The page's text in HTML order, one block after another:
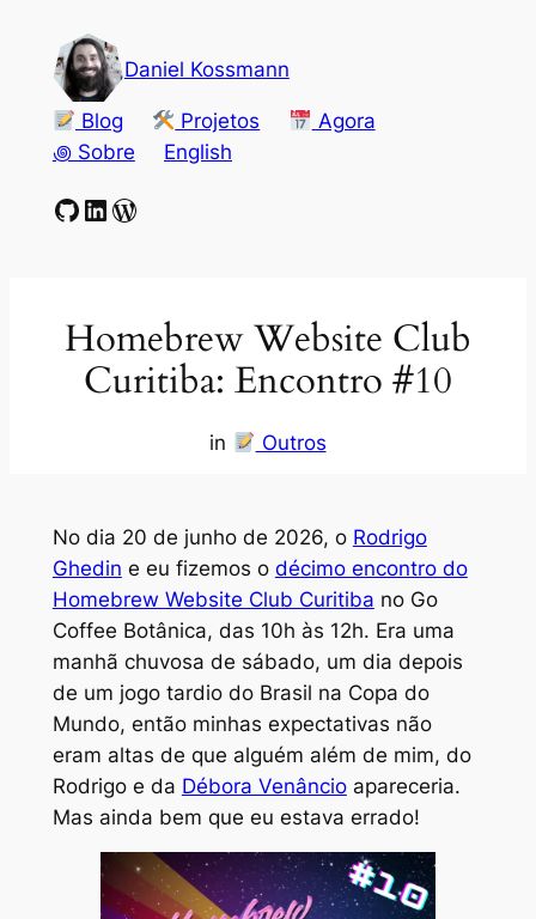
conteúdo
Daniel Kossmann
Blog Projetos
Agora
꩜ Sobre
English
GitHub
LinkedIn
WordPress
Homebrew Website Club
Curitiba: Encontro #10
in Outros
No dia 20 de junho de 2026, o Rodrigo
Ghedin e eu fizemos o décimo encontro do
Homebrew Website Club Curitiba no Go
Coffee Botânica, das 10h às 12h. Era uma
manhã chuvosa de sábado, um dia depois
de um jogo tardio do Brasil na Copa do
Mundo, então minhas expectativas não
eram altas de que alguém além de mim, do
Rodrigo e da Débora Venâncioapareceria.
Mas ainda bem que eu estava errado!